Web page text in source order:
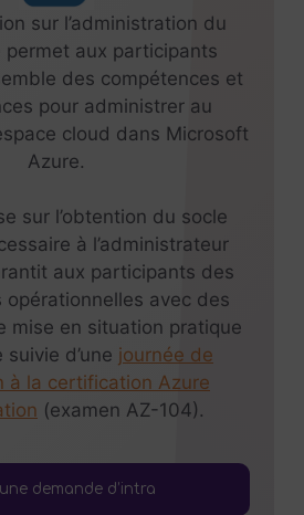
sur l’administration du
permet aux participants
des compétences et
pour administrer au
cloud dans Microsoft
Azure.
sur l’obtention du socle
à l’administrateur
aux participants des
opérationnelles avec des
mise en situation pratique
d’une journée de
à la certification Azure
(examen AZ-104).
demande d’intra